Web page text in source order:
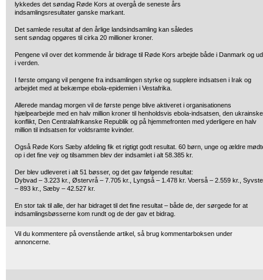
lykkedes det søndag Røde Kors at overgå de seneste års
indsamlingsresultater ganske markant.
Det samlede resultat af den årlige landsindsamling kan således
sent søndag opgøres til cirka 20 millioner kroner.
Pengene vil over det kommende år bidrage til Røde Kors arbejde både i Danmark og
i verden.
I første omgang vil pengene fra indsamlingen styrke og supplere indsatsen i Irak og
arbejdet med at bekæmpe ebola-epidemien i Vestafrika.
Allerede mandag morgen vil de første penge blive aktiveret i organisationens
hjælpearbejde med en halv million kroner til henholdsvis ebola-indsatsen, den ukrainske
konflikt, Den Centralafrikanske Republik og på hjemmefronten med yderligere en halv
million til indsatsen for voldsramte kvinder.
Også Røde Kors Sæby afdeling fik et rigtigt godt resultat. 60 børn, unge og ældre
op i det fine vejr og tilsammen blev der indsamlet i alt 58.385 kr.
Der blev udleveret i alt 51 bøsser, og det gav følgende resultat:
Dybvad – 3.223 kr., Østervrå – 7.705 kr., Lyngså – 1.478 kr. Voerså – 2.559 kr.,
– 893 kr., Sæby – 42.527 kr.
En stor tak til alle, der har bidraget til det fine resultat – både de, der sørgede for at
indsamlingsbøsserne kom rundt og de der gav et bidrag.
Vil du kommentere på ovenstående artikel, så brug kommentarboksen under
annoncerne.